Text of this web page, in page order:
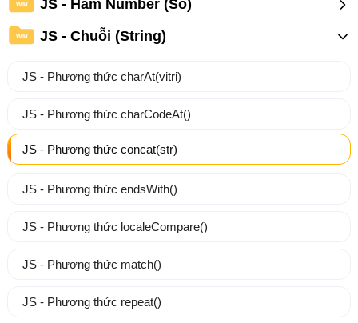
WM JS - Hàm Number (Số)
WM JS - Chuỗi (String)
JS - Phương thức charAt(vitri)
JS - Phương thức charCodeAt()
JS - Phương thức concat(str)
JS - Phương thức endsWith()
JS - Phương thức localeCompare()
JS - Phương thức match()
JS - Phương thức repeat()